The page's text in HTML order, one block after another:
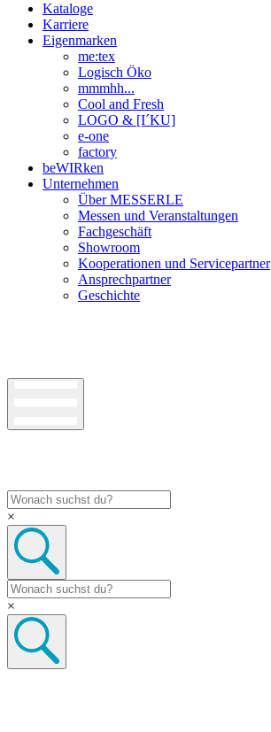
Kataloge
Karriere
Eigenmarken
me:tex
Logisch Öko
mmmhh...
Cool and Fresh
LOGO & [I´KU]
e-one
factory
beWIRken
Unternehmen
Über MESSERLE
Messen und Veranstaltungen
Fachgeschäft
Showroom
Kooperationen und Servicepartner
Ansprechpartner
Geschichte
×
×